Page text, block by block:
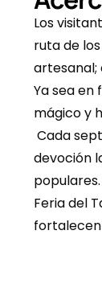
Los
ruta de
artesanal;
Ya sea en
mágico y
devoción
Feria del
fortalecen